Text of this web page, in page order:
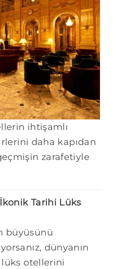
ihtişamlı
daha kapıdan
zarafetiyle
Tarihi Lüks
büyüsünü
dünyanın
otellerini